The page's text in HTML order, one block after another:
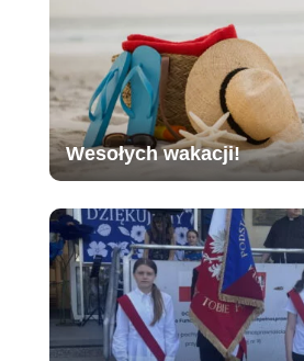
Wesołych wakacji!